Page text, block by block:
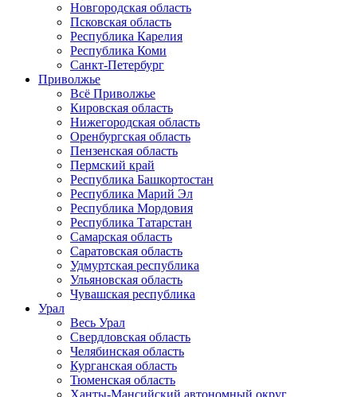
Новгородская область
Псковская область
Республика Карелия
Республика Коми
Санкт-Петербург
Приволжье
Всё Приволжье
Кировская область
Нижегородская область
Оренбургская область
Пензенская область
Пермский край
Республика Башкортостан
Республика Марий Эл
Республика Мордовия
Республика Татарстан
Самарская область
Саратовская область
Удмуртская республика
Ульяновская область
Чувашская республика
Урал
Весь Урал
Свердловская область
Челябинская область
Курганская область
Тюменская область
Ханты-Мансийский автономный округ